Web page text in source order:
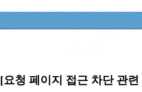
[요청 페이지 접근 차단 관